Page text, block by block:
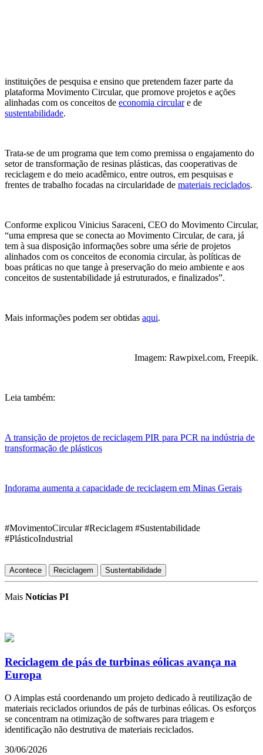
instituições de pesquisa e ensino que pretendem fazer parte da
plataforma Movimento Circular, que promove projetos e ações
alinhadas com os conceitos de economia circulare de
sustentabilidade.
Trata-se de um programa que tem como premissa o engajamento do
setor de transformação de resinas plásticas, das cooperativas de
reciclagem e do meio acadêmico, entre outros, em pesquisas e
frentes de trabalho focadas na circularidade de materiais reciclados.
Conforme explicou Vinicius Saraceni, CEO do Movimento Circular,
“uma empresa que se conecta ao Movimento Circular, de cara, já
tem à sua disposição informações sobre uma série de projetos
alinhados com os conceitos de economia circular, às políticas de
boas práticas no que tange à preservação do meio ambiente e aos
conceitos de sustentabilidade já estruturados, e finalizados”.
Mais informações podem ser obtidas aqui.
Imagem: Rawpixel.com, Freepik.
Leia também:
A transição de projetos de reciclagem PIR para PCR na indústria de
transformação de plásticos
Indorama aumenta a capacidade de reciclagem em Minas Gerais
#MovimentoCircular #Reciclagem #Sustentabilidade
#PlásticoIndustrial
Acontece Reciclagem Sustentabilidade
Mais Notícias PI
Reciclagem de pás de turbinas eólicas avança na
Europa
O Aimplas está coordenando um projeto dedicado à reutilização de
materiais reciclados oriundos de pás de turbinas eólicas. Os esforços
se concentram na otimização de softwares para triagem e
identificação não destrutiva de materiais reciclados.
30/06/2026